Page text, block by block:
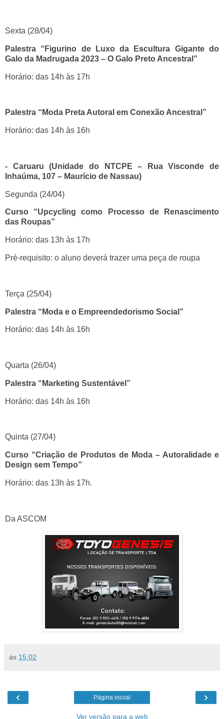
Sexta (28/04)
Palestra “Figurino de Luxo da Escultura Gigante do
Galo da Madrugada 2023 – O Galo Preto Ancestral”
Horário: das 14h às 17h
Palestra “Moda Preta Autoral em Conexão Ancestral”
Horário: das 14h às 16h
- Caruaru (Unidade do NTCPE – Rua Visconde de
Inhaúma, 107 – Maurício de Nassau)
Segunda (24/04)
Curso “Upcycling como Processo de Renascimento
das Roupas”
Horário: das 13h às 17h
Pré-requisito: o aluno deverá trazer uma peça de roupa
Terça (25/04)
Palestra “Moda e o Empreendedorismo Social”
Horário: das 14h às 16h
Quarta (26/04)
Palestra “Marketing Sustentável”
Horário: das 14h às 16h
Quinta (27/04)
Curso “Criação de Produtos de Moda – Autoralidade e
Design sem Tempo”
Horário: das 13h às 17h.
Da ASCOM
às 15:02
‹ ›
Página inicial
Ver versão para a web